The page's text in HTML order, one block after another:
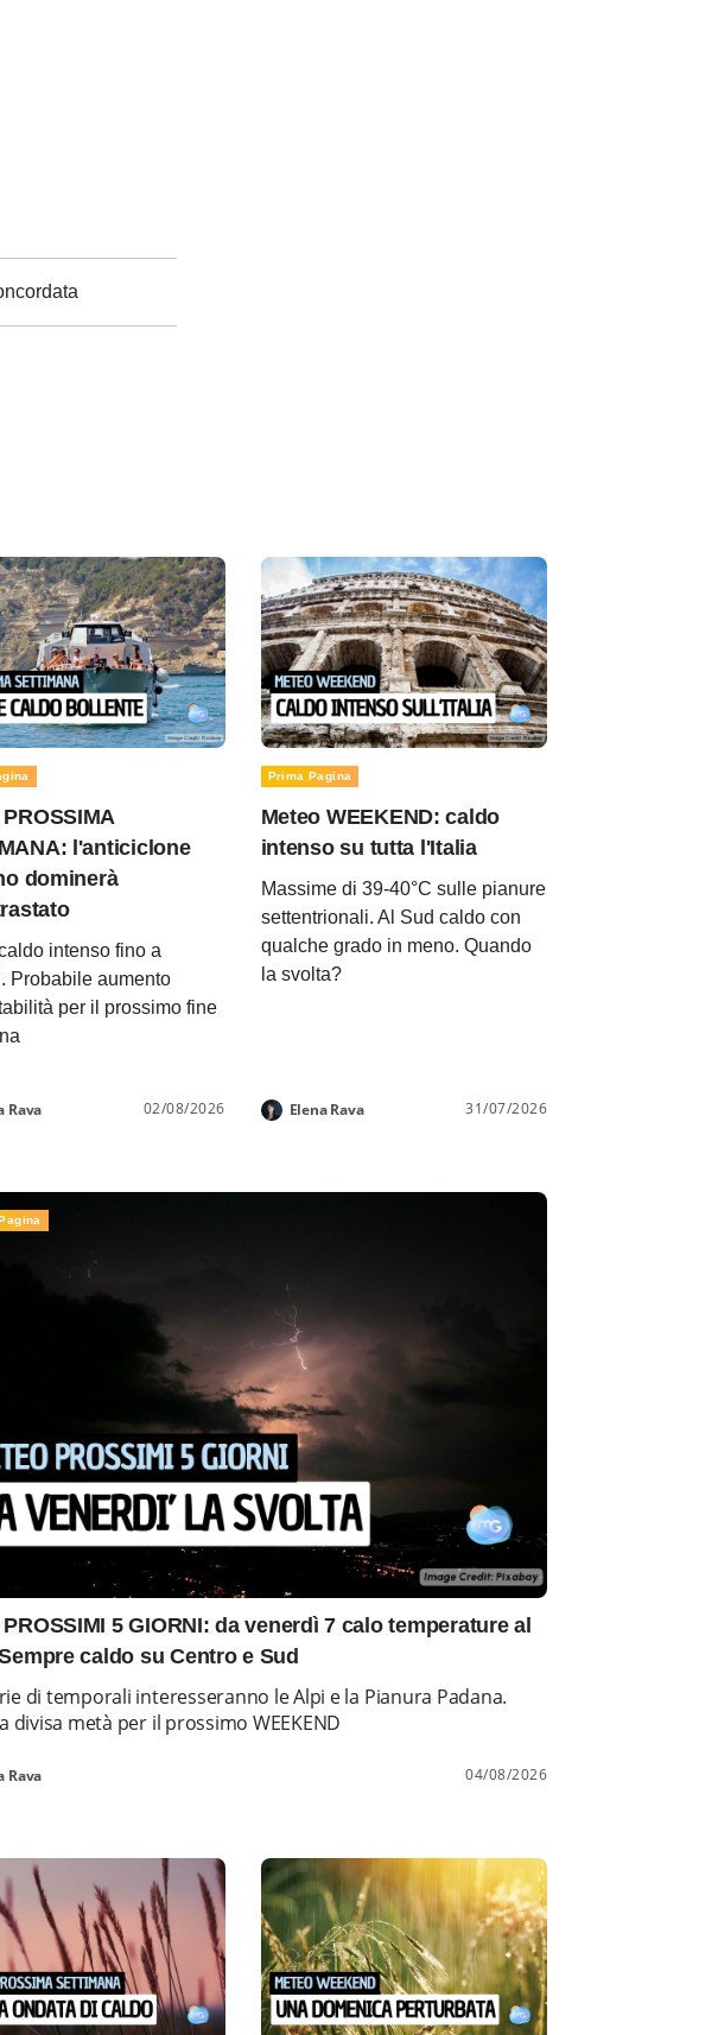
l'anticiclone
dominerà
intenso fino a
Probabile aumento
per il prossimo fine
Rava 02/08/2026
Prima Pagina
Meteo WEEKEND: caldo
intenso su tutta l'Italia
Massime di 39-40°C sulle pianure
settentrionali. Al Sud caldo con
qualche grado in meno. Quando
la svolta?
Elena Rava 31/07/2026
5 GIORNI: da venerdì 7 calo temperature al
caldo su Centro e Sud
di temporali interesseranno le Alpi e la Pianura Padana.
divisa metà per il prossimo WEEKEND
Rava 04/08/2026